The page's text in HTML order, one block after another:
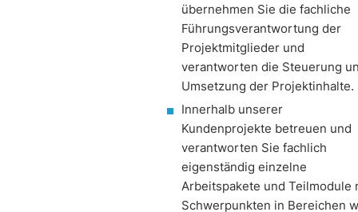
übernehmen Sie die fachliche
Führungsverantwortung der
Projektmitglieder und
verantworten die Steuerung
Umsetzung der Projektinhalte.
Innerhalb unserer
Kundenprojekte betreuen und
verantworten Sie fachlich
eigenständig einzelne
Arbeitspakete und Teilmodule
Schwerpunkten in Bereichen